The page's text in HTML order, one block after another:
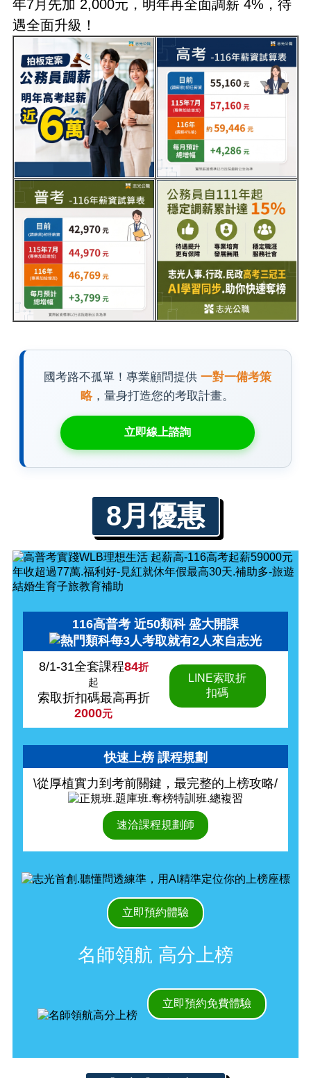
年7月先加 2,000元，明年再全面調薪4% ，待
遇全面升級！
國考路不孤單！專業顧問提供 一對一備考策
略，量身打造您的考取計畫。
立即線上諮詢
8月優惠
116高普考 近50類科 盛大開課
8/1-31全套課程84折
起
索取折扣碼最高再折
2000元
LINE索取折
扣碼
快速上榜 課程規劃
\從厚植實力到考前關鍵，最完整的上榜攻略/
速洽課程規劃師
立即預約體驗
名師領航 高分上榜
立即預約免費體驗